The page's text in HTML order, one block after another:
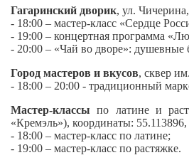
Гагаринский дворик, ул.
- 18:00 – мастер‑класс «Сердце
- 19:00 – концертная программа
- 20:00 – «Чай во дворе»: душевные
Город мастеров и вкусов, сквер
- 18:00 – 20:00 - традиционный
Мастер-классы по латине и
«Кремэль»), координаты:
- 18:00 – мастер‑класс по латине;
- 19:00 – мастер‑класс по растяжке.